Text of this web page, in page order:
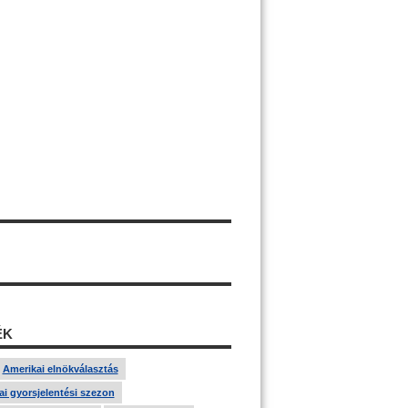
Amerikai elnökválasztás
gyorsjelentési szezon